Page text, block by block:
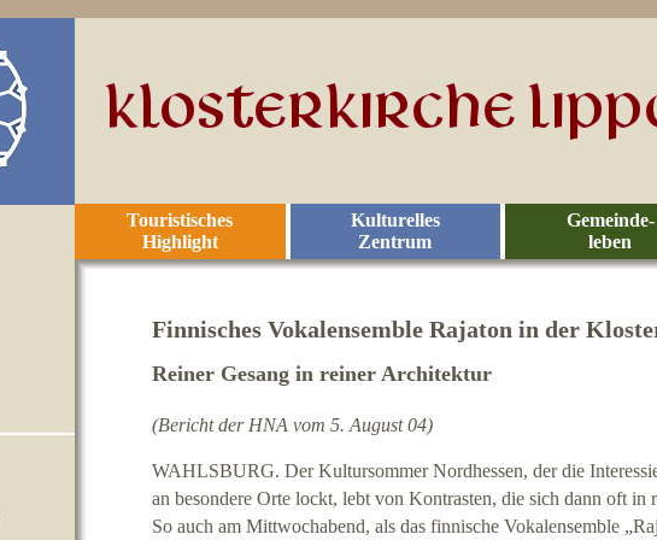
Gemeinde-
leben
Kulturelles
Zentrum
Touristisches
Highlight
Finnisches Vokalensemble Rajaton in der
Reiner Gesang in reiner Architektur
(Bericht der HNA vom 5. August 04)
WAHLSBURG. Der Kultursommer Nordhessen, der die
an besondere Orte lockt, lebt von Kontrasten, die sich dann oft in
So auch am Mittwochabend, als das finnische Vokalensemble